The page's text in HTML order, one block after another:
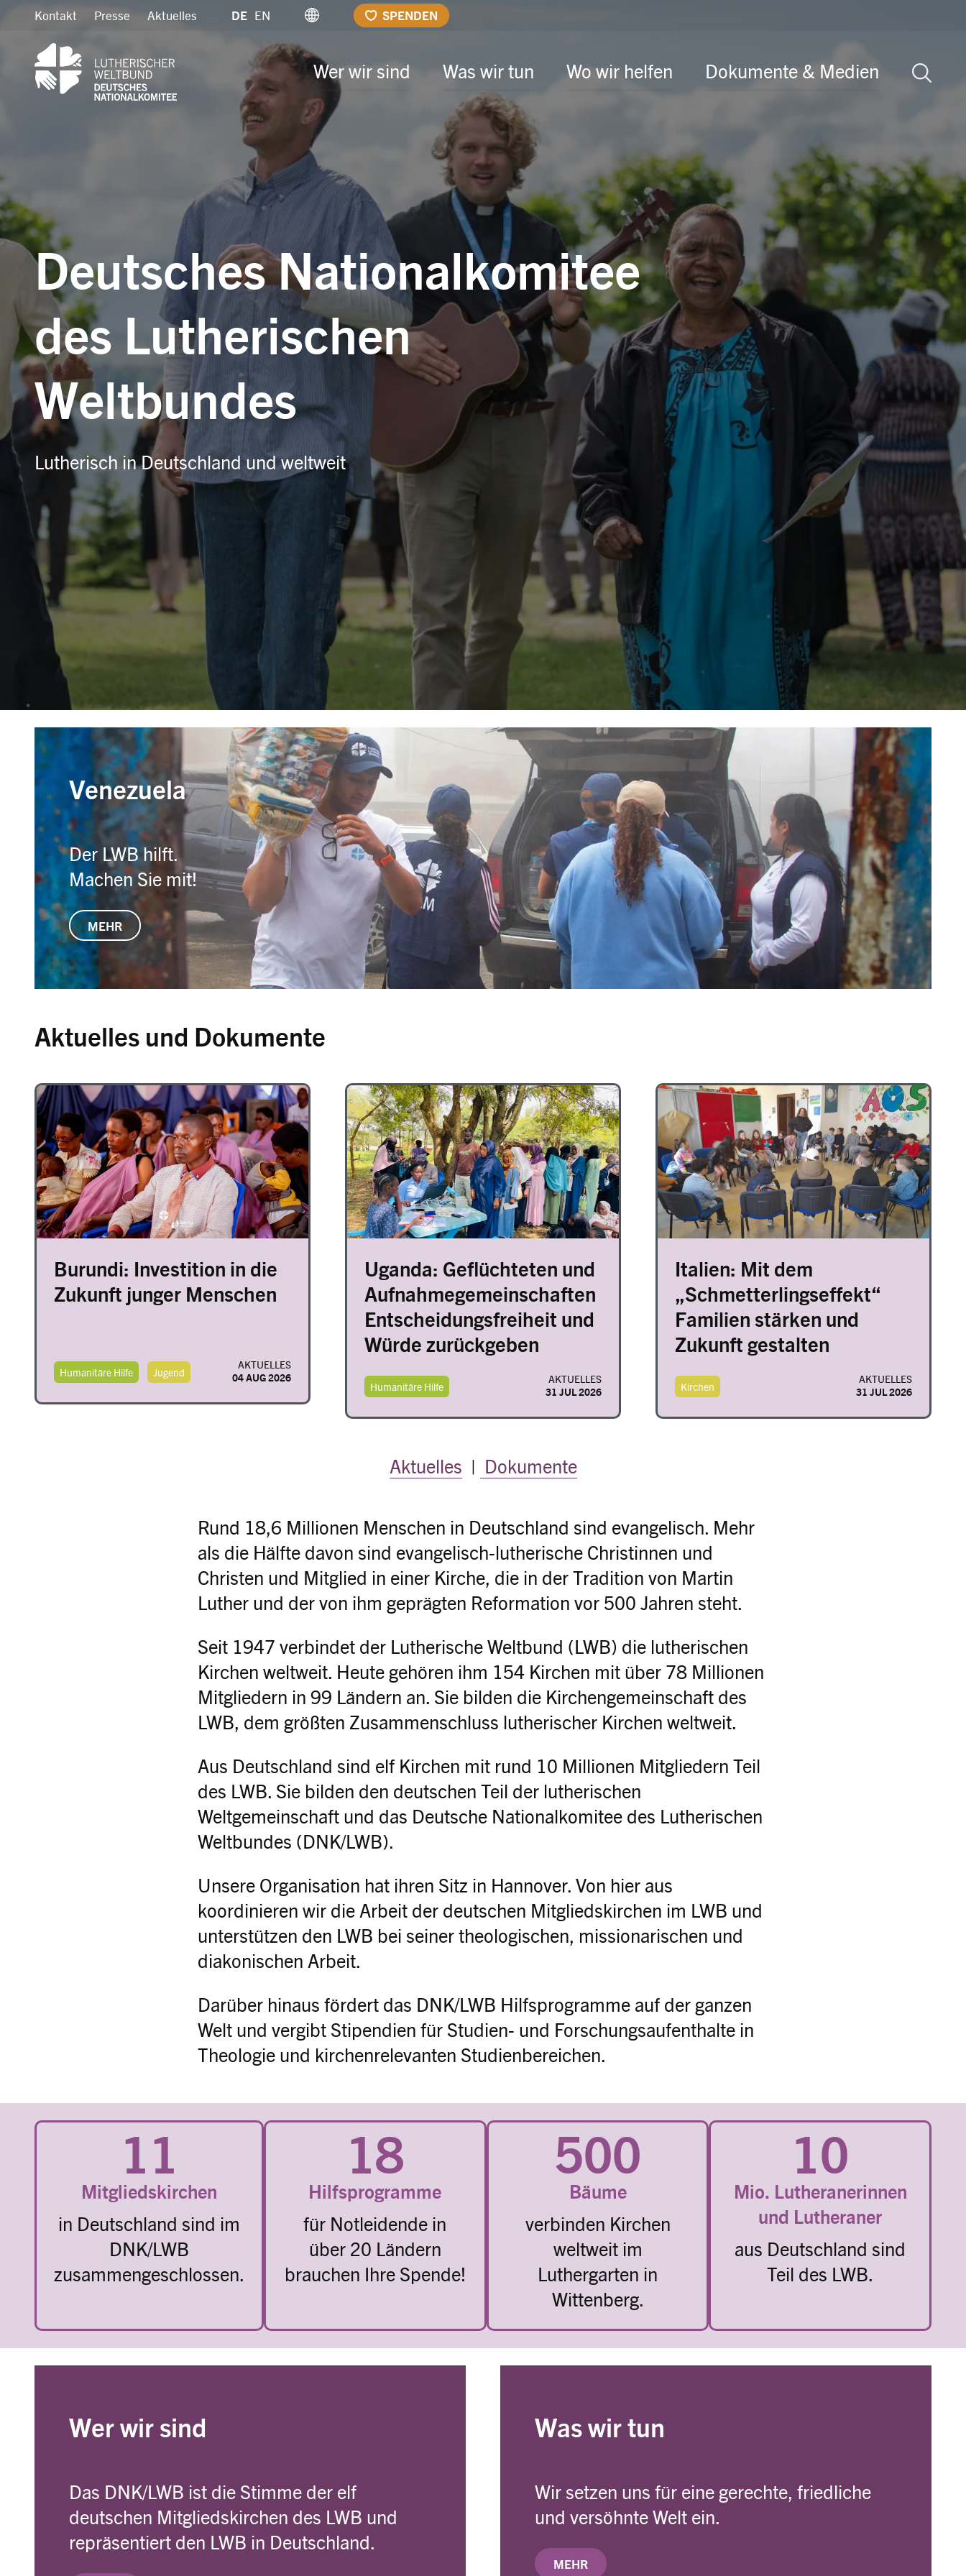
Direkt
Inhalt
Kontakt Presse Aktuelles DE EN SPENDEN
Wer wir sind Was wir tun Wo wir helfen Dokumente & Medien
Deutsches Nationalkomitee
des Lutherischen
Weltbundes
Lutherisch in Deutschland und weltweit
Venezuela
Der LWB hilft.
Machen Sie mit!
MEHR
Aktuelles und Dokumente
Image
Burundi: Investition in die
Zukunft junger Menschen
Humanitäre Hilfe Jugend
AKTUELLES
04 AUG 2026
Image
Uganda: Geflüchteten und
Aufnahmegemeinschaften
Entscheidungsfreiheit und
Würde zurückgeben
Humanitäre Hilfe
AKTUELLES
31 JUL 2026
Image
Italien: Mit dem
„Schmetterlingseffekt“
Familien stärken und
Zukunft gestalten
Kirchen
AKTUELLES
31 JUL 2026
Aktuelles | Dokumente
Rund 18,6 Millionen Menschen in Deutschland sind evangelisch. Mehr
als die Hälfte davon sind evangelisch-lutherische Christinnen und
Christen und Mitglied in einer Kirche, die in der Tradition von Martin
Luther und der von ihm geprägten Reformation vor 500 Jahren steht.
Seit 1947 verbindet der Lutherische Weltbund (LWB) die lutherischen
Kirchen weltweit. Heute gehören ihm 154 Kirchen mit über 78 Millionen
Mitgliedern in 99 Ländern an. Sie bilden die Kirchengemeinschaft des
LWB, dem größten Zusammenschluss lutherischer Kirchen weltweit.
Aus Deutschland sind elf Kirchen mit rund 10 Millionen Mitgliedern Teil
des LWB. Sie bilden den deutschen Teil der lutherischen
Weltgemeinschaft und das Deutsche Nationalkomitee des Lutherischen
Weltbundes (DNK/LWB).
Unsere Organisation hat ihren Sitz in Hannover. Von hier aus
koordinieren wir die Arbeit der deutschen Mitgliedskirchen im LWB und
unterstützen den LWB bei seiner theologischen, missionarischen und
diakonischen Arbeit.
Darüber hinaus fördert das DNK/LWB Hilfsprogramme auf der ganzen
Welt und vergibt Stipendien für Studien- und Forschungsaufenthalte in
Theologie und kirchenrelevanten Studienbereichen.
11
Mitgliedskirchen
in Deutschland sind im
DNK/LWB
zusammengeschlossen.
18
Hilfsprogramme
für Notleidende in
über 20 Ländern
brauchen Ihre Spende!
500
Bäume
verbinden Kirchen
weltweit im
Luthergarten in
Wittenberg.
10
Mio. Lutheranerinnen
und Lutheraner
aus Deutschland sind
Teil des LWB.
Wer wir sind
Das DNK/LWB ist die Stimme der elf
deutschen Mitgliedskirchen des LWB und
repräsentiert den LWB in Deutschland.
Was wir tun
Wir setzen uns für eine gerechte, friedliche
und versöhnte Welt ein.
MEHR